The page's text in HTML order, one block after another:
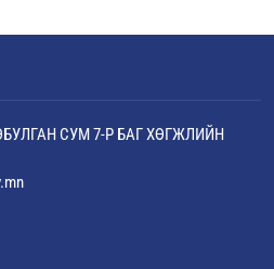
СУМ 7-Р БАГ ХӨГЖЛИЙН